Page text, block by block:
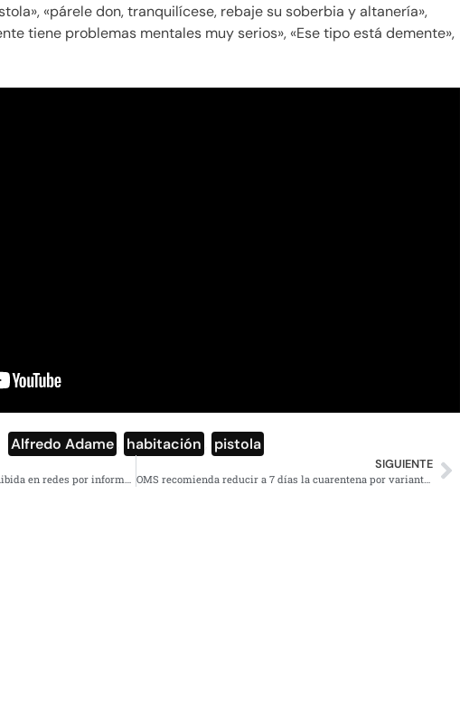
«párele don, tranquilícese, rebaje su soberbia y altanería»,
tiene problemas mentales muy serios», «Ese tipo está demente»,
Alfredo Adame habitación pistola
SIGUIENTE
OMS recomienda reducir a 7 días la cuarentena por variante Ómicron